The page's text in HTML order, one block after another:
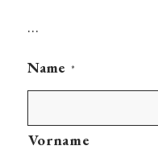
…
Name *
Vorname